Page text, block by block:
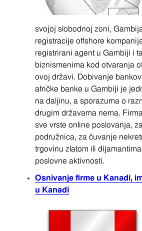
svojoj slobodnoj zoni,
registracije offshore
registrirani agent u Gambiji i
biznismenima kod otvaranja
ovoj državi. Dobivanje
afričke banke u Gambiji je
na daljinu, a sporazuma o
drugim državama nema.
sve vrste online poslovanja,
podružnica, za čuvanje
trgovinu zlatom ili
poslovne aktivnosti.
Osnivanje firme u Kanadi,
u Kanadi